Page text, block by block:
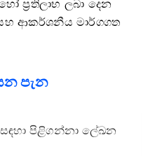
ප්‍රතිලාභ ලබා දෙන
ආකර්ශනීය මාර්ගගත
පැන
පිළිගන්නා ලේඛන